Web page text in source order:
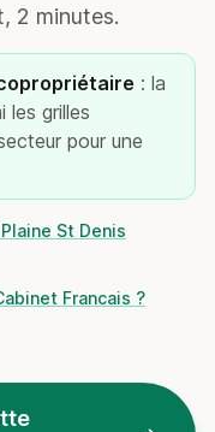
2 minutes.
: la
les grilles
pour une
St Denis
Francais ?